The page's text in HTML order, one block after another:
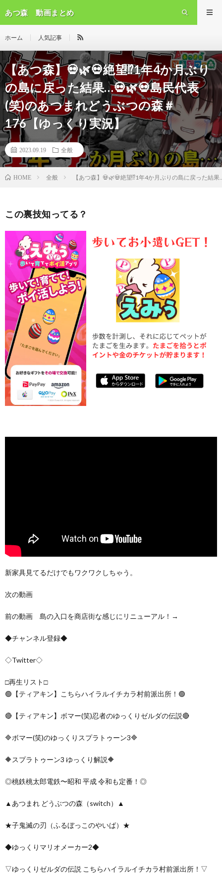
あつ森 動画まとめ
ホーム 人気記事
【あつ森】💀🌿💀絶望⁉1年4か月ぶり
の島に戻った結果…💀🌿💀島民代表
(笑)のあつまれどうぶつの森＃
176【ゆっくり実況】
2023.09.19 全般
HOME 全般 【あつ森】💀🌿💀絶望⁉1年4か月ぶりの島に戻った結
この裏技知ってる？
新家具見てるだけでもワクワクしちゃう。
次の動画
前の動画 島の入口を商店街な感じにリニューアル！→
◆チャンネル登録◆
◇Twitter◇
□再生リスト□
🟢【ティアキン】こちらハイラルイチカラ村前派出所！🟢
🔴【ティアキン】ボマー(笑)忍者のゆっくりゼルダの伝説🔴
🔷ボマー(笑)のゆっくりスプラトゥーン3🔷
🔶スプラトゥーン3 ゆっくり解説🔶
◎桃鉄桃太郎電鉄〜昭和 平成 令和も定番！◎
▲あつまれ どうぶつの森（switch）▲
★子鬼滅の刃（ふるぼっこのやいば）★
◆ゆっくりマリオメーカー2◆
▽ゆっくりゼルダの伝説 こちらハイラルイチカラ村前派出所！▽